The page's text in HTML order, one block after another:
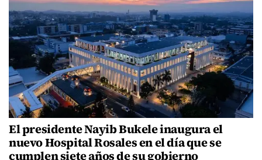
El presidente Nayib Bukele inaugura el
nuevo Hospital Rosales en el día que se
cumplen siete años de su gobierno